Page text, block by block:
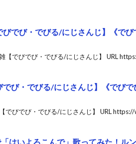
でび・でびる/にじさんじ】《でび
【でびでび・でびる/にじさんじ】 URL
び・でびる/にじさんじ】《でびで
でびでび・でびる/にじさんじ】 URL
はいよろこんで」歌ってみた！ル